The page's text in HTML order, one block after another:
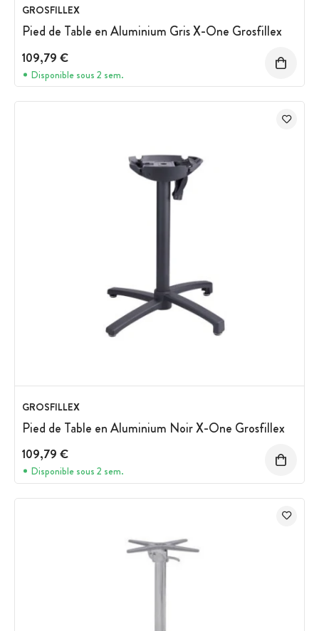
GROSFILLEX
Pied de Table en Aluminium Gris X-One Grosfillex
109,79 €
Disponible sous 2 sem.
GROSFILLEX
Pied de Table en Aluminium Noir X-One Grosfillex
109,79 €
Disponible sous 2 sem.